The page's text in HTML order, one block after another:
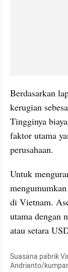
Berdasarkan
kerugian
Tingginya
faktor utama
perusahaan.
Untuk
di Vietnam.
utama dengan
atau setara
Suasana pabrik
Andrianto/